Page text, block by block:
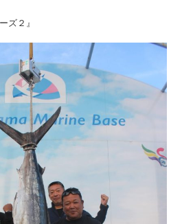
２』